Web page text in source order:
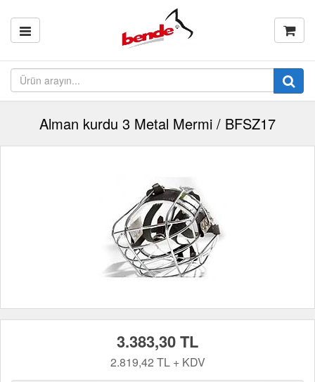
Alman kurdu 3 Metal Mermi / BFSZ17
3.383,30 TL
2.819,42 TL + KDV